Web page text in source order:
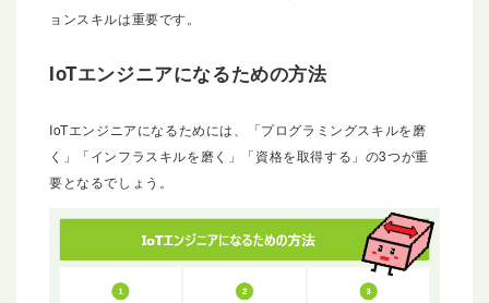
ョンスキルは重要です。
IoTエンジニアになるための方法
IoTエンジニアになるためには、「プログラミングスキルを磨
く」「インフラスキルを磨く」「資格を取得する」の3つが重
要となるでしょう。